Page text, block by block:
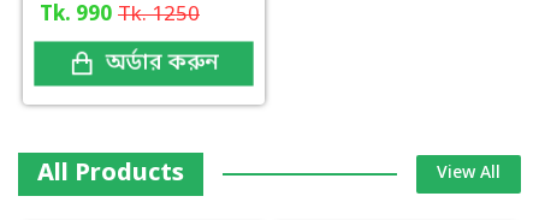
Tk. 990 Tk. 1250
অর্ডার করুন
All Products View All